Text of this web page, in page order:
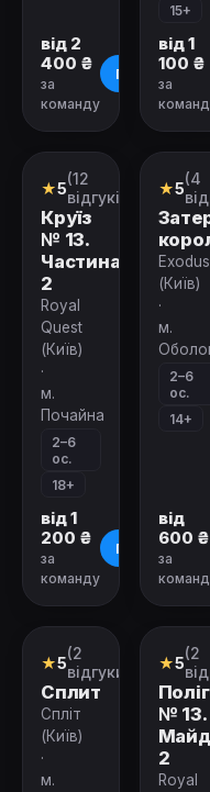
від 2
400 ₴
за
команду
Про квест
15+
від 1
100 ₴
за
Перформанс
Зачинено
★5(12
відгуків)
Круїз
№ 13.
Частина
2
Royal
Quest
(Київ)
·
м.
Почайна
2–6
ос.
18+
від 1
200 ₴
за
команду
Про квест
Квест
★5(4
Exodus
(Київ)
·
м.
2–6
ос.
14+
від
600 ₴
за
Перформанс
Зачинено
★5(2
відгуки)
Сплит
Спліт
(Київ)
·
м.
Екшн-
гра
★5(2
№ 13.
2
Royal